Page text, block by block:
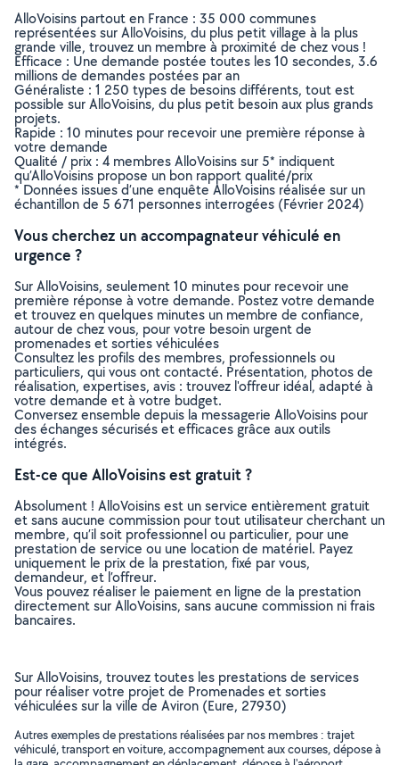
AlloVoisins partout en France : 35 000 communes
représentées sur AlloVoisins, du plus petit village à la plus
grande ville, trouvez un membre à proximité de chez vous !
Efficace : Une demande postée toutes les 10 secondes, 3.6
millions de demandes postées par an
Généraliste : 1 250 types de besoins différents, tout est
possible sur AlloVoisins, du plus petit besoin aux plus grands
projets.
Rapide : 10 minutes pour recevoir une première réponse à
votre demande
Qualité / prix : 4 membres AlloVoisins sur 5* indiquent
qu’AlloVoisins propose un bon rapport qualité/prix
* Données issues d’une enquête AlloVoisins réalisée sur un
échantillon de 5 671 personnes interrogées (Février 2024)
Vous cherchez un accompagnateur véhiculé en
urgence ?
Sur AlloVoisins, seulement 10 minutes pour recevoir une
première réponse à votre demande. Postez votre demande
et trouvez en quelques minutes un membre de confiance,
autour de chez vous, pour votre besoin urgent de
promenades et sorties véhiculées
Consultez les profils des membres, professionnels ou
particuliers, qui vous ont contacté. Présentation, photos de
réalisation, expertises, avis : trouvez l'offreur idéal, adapté à
votre demande et à votre budget.
Conversez ensemble depuis la messagerie AlloVoisins pour
des échanges sécurisés et efficaces grâce aux outils
intégrés.
Est-ce que AlloVoisins est gratuit ?
Absolument ! AlloVoisins est un service entièrement gratuit
et sans aucune commission pour tout utilisateur cherchant un
membre, qu’il soit professionnel ou particulier, pour une
prestation de service ou une location de matériel. Payez
uniquement le prix de la prestation, fixé par vous,
demandeur, et l’offreur.
Vous pouvez réaliser le paiement en ligne de la prestation
directement sur AlloVoisins, sans aucune commission ni frais
bancaires.
Sur AlloVoisins, trouvez toutes les prestations de services
pour réaliser votre projet de Promenades et sorties
véhiculées sur la ville de Aviron (Eure, 27930)
Autres exemples de prestations réalisées par nos membres : trajet
véhiculé, transport en voiture, accompagnement aux courses, dépose à